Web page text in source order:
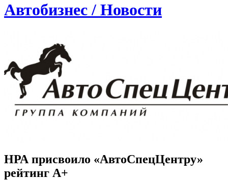
Автобизнес / Новости
НРА присвоило «АвтоСпецЦентру»
рейтинг А+